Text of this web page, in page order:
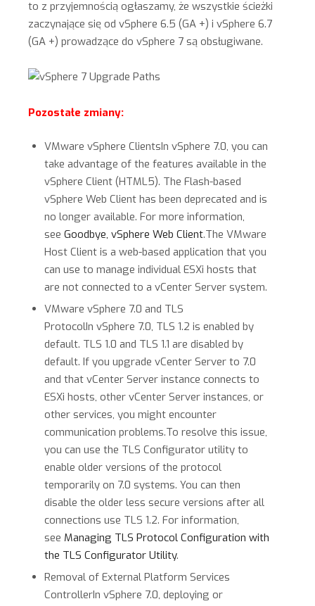
to z przyjemnością ogłaszamy, że wszystkie ścieżki
zaczynające się od vSphere 6.5 (GA +) i vSphere 6.7
(GA +) prowadzące do vSphere 7 są obsługiwane.
Pozostałe zmiany:
VMware vSphere ClientsIn vSphere 7.0, you can
take advantage of the features available in the
vSphere Client (HTML5). The Flash-based
vSphere Web Client has been deprecated and is
no longer available. For more information,
see Goodbye, vSphere Web Client.The VMware
Host Client is a web-based application that you
can use to manage individual ESXi hosts that
are not connected to a vCenter Server system.
VMware vSphere 7.0 and TLS
ProtocolIn vSphere 7.0, TLS 1.2 is enabled by
default. TLS 1.0 and TLS 1.1 are disabled by
default. If you upgrade vCenter Server to 7.0
and that vCenter Server instance connects to
ESXi hosts, other vCenter Server instances, or
other services, you might encounter
communication problems.To resolve this issue,
you can use the TLS Configurator utility to
enable older versions of the protocol
temporarily on 7.0 systems. You can then
disable the older less secure versions after all
connections use TLS 1.2. For information,
see Managing TLS Protocol Configuration with
the TLS Configurator Utility.
Removal of External Platform Services
ControllerIn vSphere 7.0, deploying or